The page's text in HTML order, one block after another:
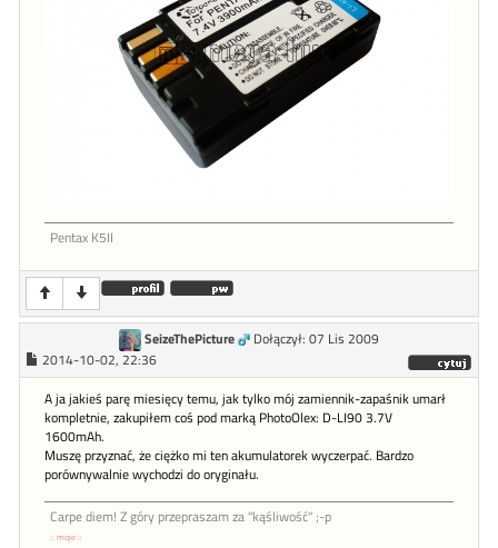
Pentax K5II
SeizeThePicture
Dołączył: 07 Lis 2009
2014-10-02, 22:36
A ja jakieś parę miesięcy temu, jak tylko mój zamiennik-zapaśnik umarł
kompletnie, zakupiłem coś pod marką PhotoOlex: D-LI90 3.7V
1600mAh.
Muszę przyznać, że ciężko mi ten akumulatorek wyczerpać. Bardzo
porównywalnie wychodzi do oryginału.
Carpe diem! Z góry przepraszam za "kąśliwość" ;-p
:: moje ::